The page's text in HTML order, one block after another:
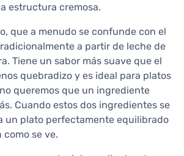
estructura cremosa.
que a menudo se confunde con el
a partir de leche de
Tiene un sabor más suave que el
quebradizo y es ideal para platos
queremos que un ingrediente
Cuando estos dos ingredientes se
un plato perfectamente equilibrado
se ve.